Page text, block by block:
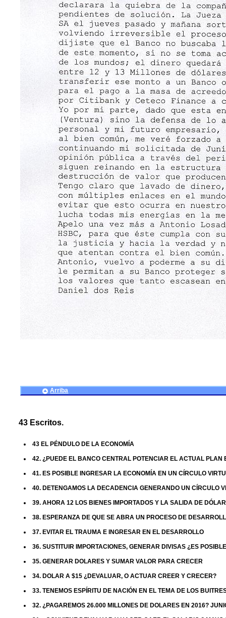
Arriba
43 Escritos.
43 EL PÉNDULO DE LA ECONOMÍA
42. ¿PUEDE EL BANCO CENTRAL POTENCIAR EL ACTUAL PLAN
41. ES POSIBLE INGRESAR LA ECONOMÍA EN UN CÍRCULO
40. DETENGAMOS LA DECADENCIA GENERANDO UN CÍRCULO
39. AHORA 12 LOS BIENES IMPORTADOS Y LA SALIDA DE
38. ESPERANZA DE QUE SE ABRA UN PROCESO DE
37. EVITAR EL TRAUMA E INGRESAR EN EL DESARROLLO
36. SUSTITUIR IMPORTACIONES, GENERAR DIVISAS ¿ES
35. GENERAR DOLARES Y SUMAR VALOR PARA CRECER
34. DOLAR A $15 ¿DEVALUAR, O ACTUAR CREER Y CRECER?
33. TENEMOS ESPÍRITU DE NACIÓN EN EL TEMA DE LOS
32. ¿PAGAREMOS 26.000 MILLONES DE DOLARES EN 2016?